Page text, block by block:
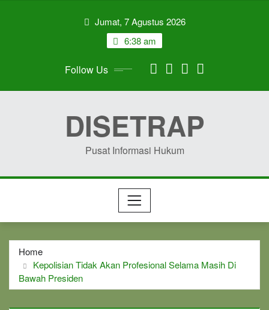
Jumat, 7 Agustus 2026
6:38 am
Follow Us
DISETRAP
Pusat Informasi Hukum
Home
Kepolisian Tidak Akan Profesional Selama Masih Di
Bawah Presiden